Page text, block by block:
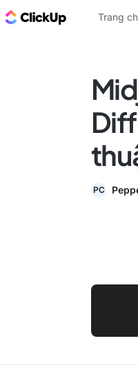
ClickUp Blog
Trang
PC